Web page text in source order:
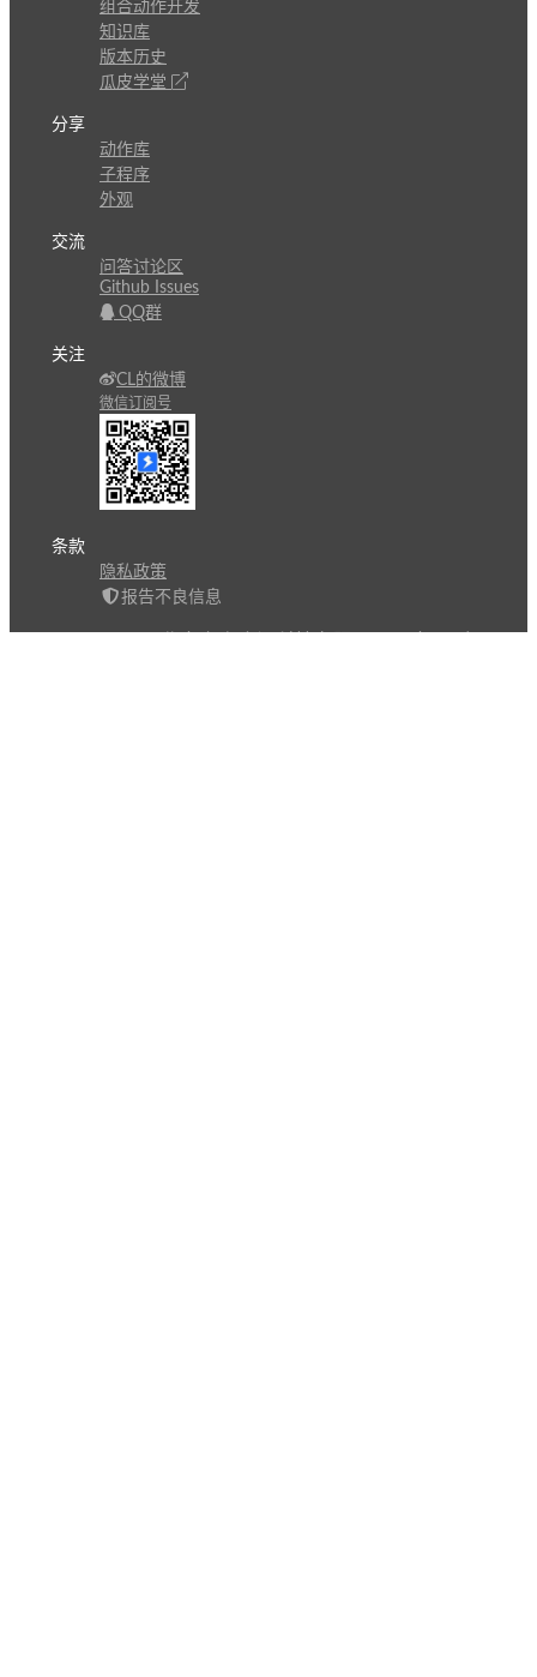
组合动作开发
知识库
版本历史
瓜皮学堂
分享
动作库
子程序
外观
交流
问答讨论区
Github Issues
QQ群
关注
CL的微博
微信订阅号
条款
隐私政策
报告不良信息